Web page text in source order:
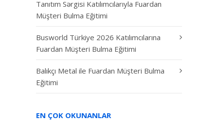
Tanıtım Sərgisi Katılımcılarıyla Fuardan
Müşteri Bulma Eğitimi
Busworld Türkiye 2026 Katılımcılarına
Fuardan Müşteri Bulma Eğitimi
Balıkçı Metal ile Fuardan Müşteri Bulma
Eğitimi
EN ÇOK OKUNANLAR